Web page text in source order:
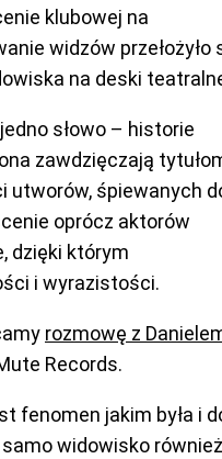
klubowej na
widzów przełożyło
na deski
słowo – historie
zawdzięczają
utworów, śpiewanych
oprócz aktorów
dzięki którym
i wyrazistości.
rozmowę z
Records.
fenomen jakim była i
samo widowisko również